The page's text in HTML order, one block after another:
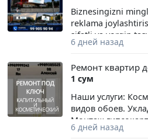
Biznesingizni
reklama
sifatli va yorqin
xizmat
uchun ishonchli
6 дней назад
Ремонт квартир
1 сум
Наши услуги:
видов обоев.
Монтаж
выбирают нас:
6 дней назад